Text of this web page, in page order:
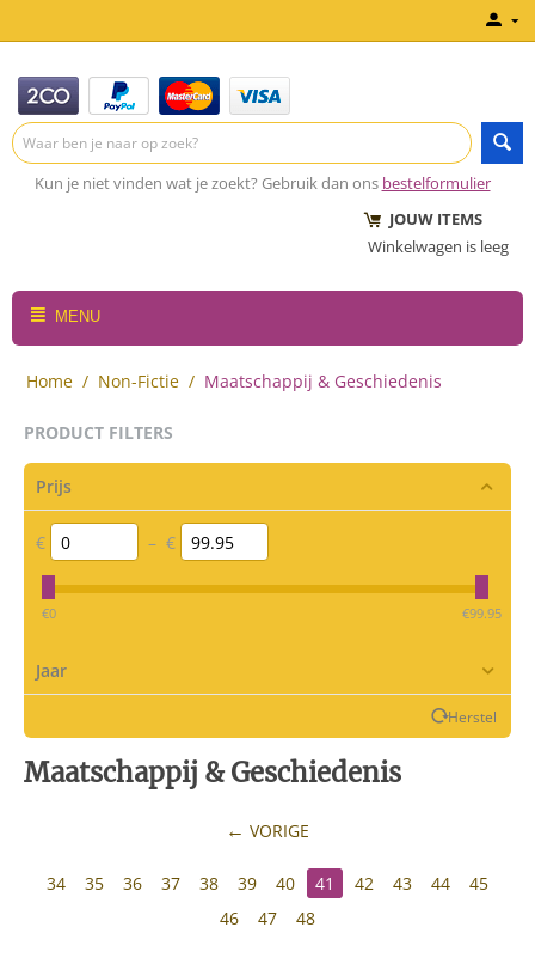
Kun je niet vinden wat je zoekt? Gebruik dan ons bestelformulier
JOUW ITEMS
Winkelwagen is leeg
MENU
Home / Non-Fictie / Maatschappij & Geschiedenis
PRODUCT FILTERS
Prijs
€ – €
‎€0 ‎€99.95
Jaar
Herstel
Maatschappij & Geschiedenis
VORIGE
34 35 36 37 38 39 40 41 42 43 44
45
46
47 48